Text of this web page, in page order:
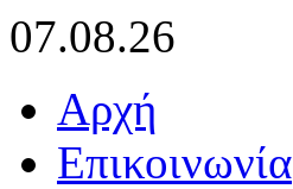
07.08.26
Αρχή
Επικοινωνία